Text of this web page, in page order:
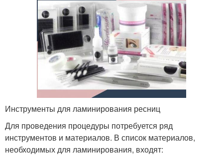
Инструменты для ламинирования ресниц
Для проведения процедуры потребуется ряд
инструментов и материалов. В список материалов,
необходимых для ламинирования, входят: